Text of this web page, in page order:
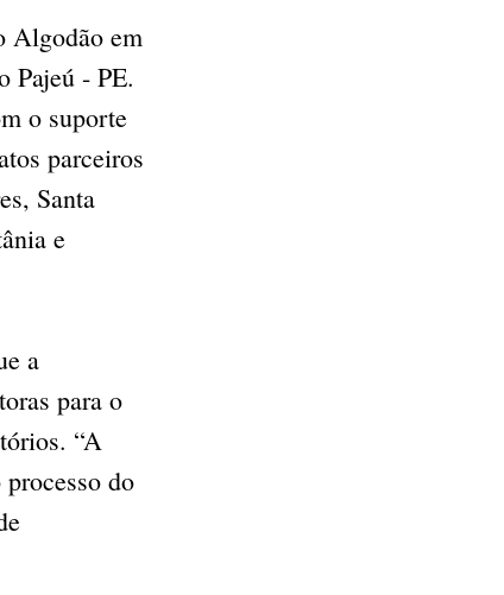
Algodão em
Pajeú - PE.
o suporte
parceiros
Santa
e
a
para o
“A
do